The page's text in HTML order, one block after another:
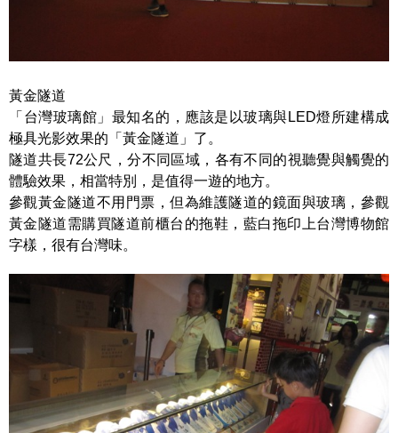
黃金隧道
「台灣玻璃館」最知名的，應該是以玻璃與LED燈所建構成
極具光影效果的「黃金隧道」了。
隧道共長72公尺，分不同區域，各有不同的視聽覺與觸覺的
體驗效果，相當特別，是值得一遊的地方。
參觀黃金隧道不用門票，但為維護隧道的鏡面與玻璃，參觀
黃金隧道需購買隧道前櫃台的拖鞋，藍白拖印上台灣博物館
字樣，很有台灣味。